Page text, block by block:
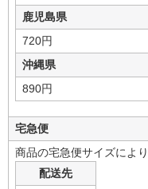
鹿児島県
720円
沖縄県
890円
宅急便
商品の宅急便サイズによ
配送先